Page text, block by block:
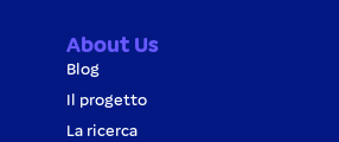
About Us
Blog
Il progetto
La ricerca